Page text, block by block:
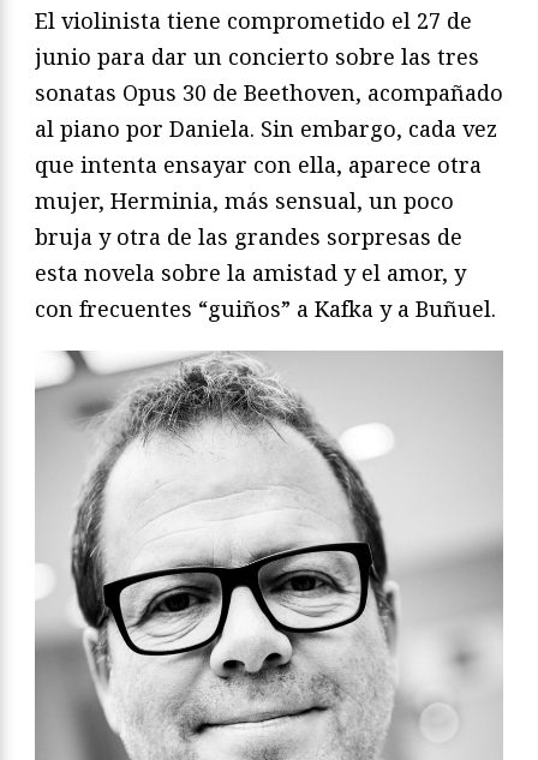
El violinista tiene comprometido el 27 de
junio para dar un concierto sobre las tres
sonatas Opus 30 de Beethoven, acompañado
al piano por Daniela. Sin embargo, cada vez
que intenta ensayar con ella, aparece otra
mujer, Herminia, más sensual, un poco
bruja y otra de las grandes sorpresas de
esta novela sobre la amistad y el amor, y
con frecuentes “guiños” a Kafka y a Buñuel.